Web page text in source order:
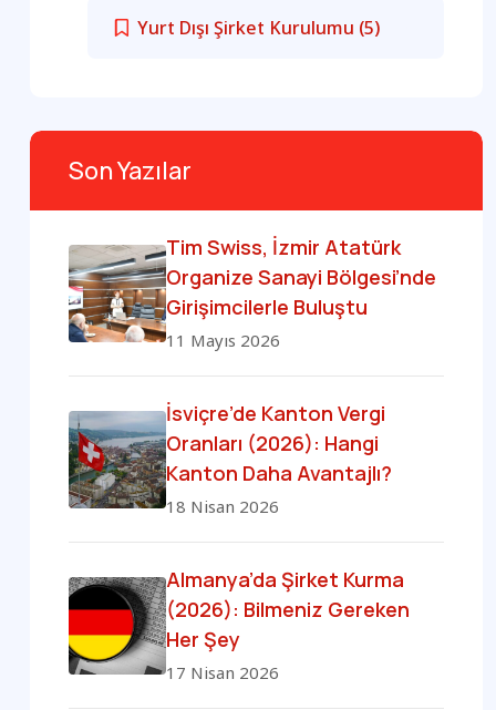
Yurt Dışı Şirket Kurulumu (5)
Son Yazılar
Tim Swiss, İzmir Atatürk
Organize Sanayi Bölgesi’nde
Girişimcilerle Buluştu
11 Mayıs 2026
İsviçre’de Kanton Vergi
Oranları (2026): Hangi
Kanton Daha Avantajlı?
18 Nisan 2026
Almanya’da Şirket Kurma
(2026): Bilmeniz Gereken
Her Şey
17 Nisan 2026